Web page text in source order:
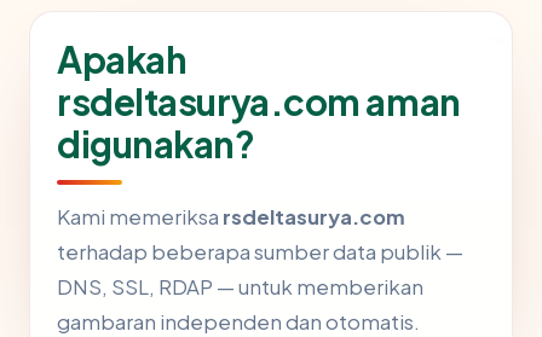
Apakah
rsdeltasurya.com aman
digunakan?
Kami memeriksa rsdeltasurya.com
terhadap beberapa sumber data publik —
DNS, SSL, RDAP — untuk memberikan
gambaran independen dan otomatis.